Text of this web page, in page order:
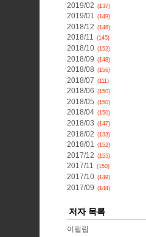
2019/02 (137)
2019/01 (149)
2018/12 (146)
2018/11 (145)
2018/10 (152)
2018/09 (148)
2018/08 (156)
2018/07 (111)
2018/06 (150)
2018/05 (150)
2018/04 (150)
2018/03 (147)
2018/02 (133)
2018/01 (152)
2017/12 (155)
2017/11 (150)
2017/10 (149)
2017/09 (144)
저자 목록
이필립